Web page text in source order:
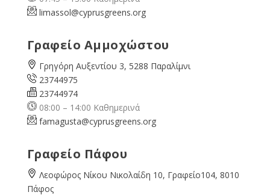
limassol@cyprusgreens.org
Γραφείο Αμμοχώστου
Γρηγόρη Αυξεντίου 3, 5288 Παραλίμνι
23744975
23744974
08:00 – 14:00 Καθημερινά
famagusta@cyprusgreens.org
Γραφείο Πάφου
Λεοφώρος Νίκου Νικολαίδη 10, Γραφείο104, 8010
Πάφος